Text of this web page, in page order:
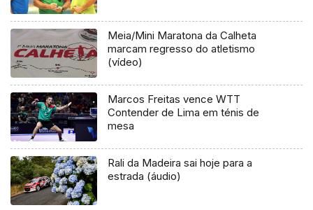
Meia/Mini Maratona da Calheta
marcam regresso do atletismo
(vídeo)
Marcos Freitas vence WTT
Contender de Lima em ténis de
mesa
Rali da Madeira sai hoje para a
estrada (áudio)